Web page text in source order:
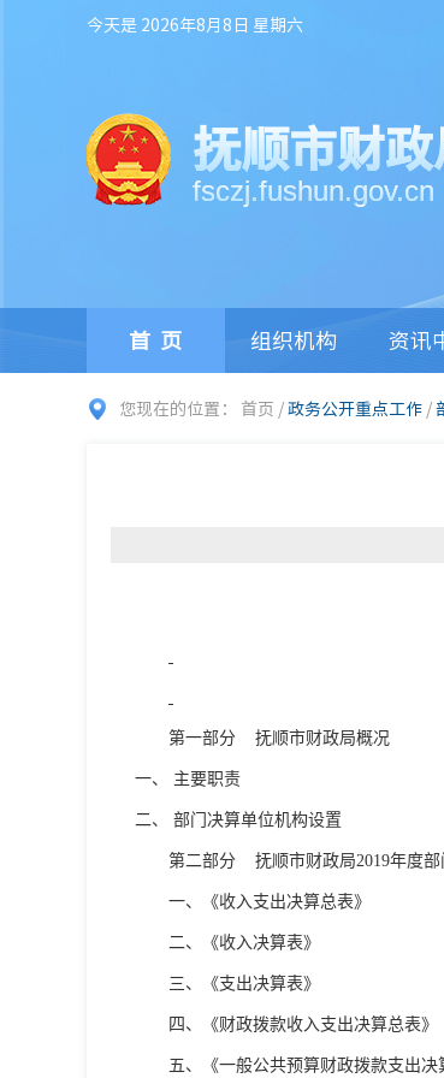
今天是 2026年8月8日 星期六
抚顺市财
fsczj.fushun.gov.cn
首页 组织机构 资讯
您现在的位置： 首页 /政务公开重点工作 /
第一部分 抚顺市财政局概况
一、 主要职责
二、 部门决算单位机构设置
第二部分 抚顺市财政局2019年度部
一、《收入支出决算总表》
二、《收入决算表》
三、《支出决算表》
四、《财政拨款收入支出决算总表》
五、《一般公共预算财政拨款支出决